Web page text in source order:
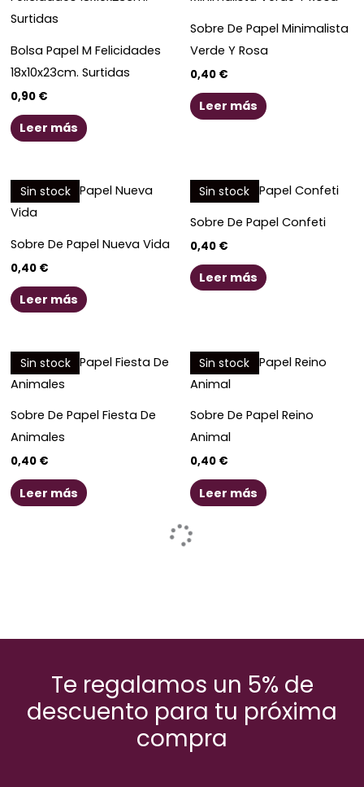
Bolsa Papel M Felicidades
18x10x23cm. Surtidas
0,90 €
Leer más
Sobre De Papel Minimalista
Verde Y Rosa
0,40 €
Leer más
Sin stock
Sobre De Papel Nueva Vida
0,40 €
Leer más
Sin stock
Sobre De Papel Confeti
0,40 €
Leer más
Sin stock
Sobre De Papel Fiesta De
Animales
0,40 €
Leer más
Sin stock
Sobre De Papel Reino
Animal
0,40 €
Leer más
Te regalamos un 5% de
descuento para tu próxima
compra